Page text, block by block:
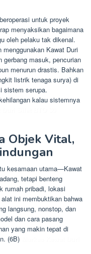
untuk proyek
menyaksikan bagaimana
oleh pelaku tak dikenal.
Kawat Duri
masuk, pencurian
menurun drastis. Bahkan
listrik tenaga surya) di
sistem serupa.
kalau sistemnya
Objek Vital,
kesamaan utama—Kawat
tetapi benteng
rumah pribadi, lokasi
ini membuktikan bahwa
langsung, nonstop, dan
dan cara pasang
yang makin tepat di
(6B)